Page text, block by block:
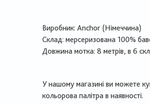
Виробник: Anchor (Німеччина)
Склад: мерсеризована 100%
Довжина мотка: 8 метрів, в 6
У нашому магазині ви можете
кольорова палітра в наявності.